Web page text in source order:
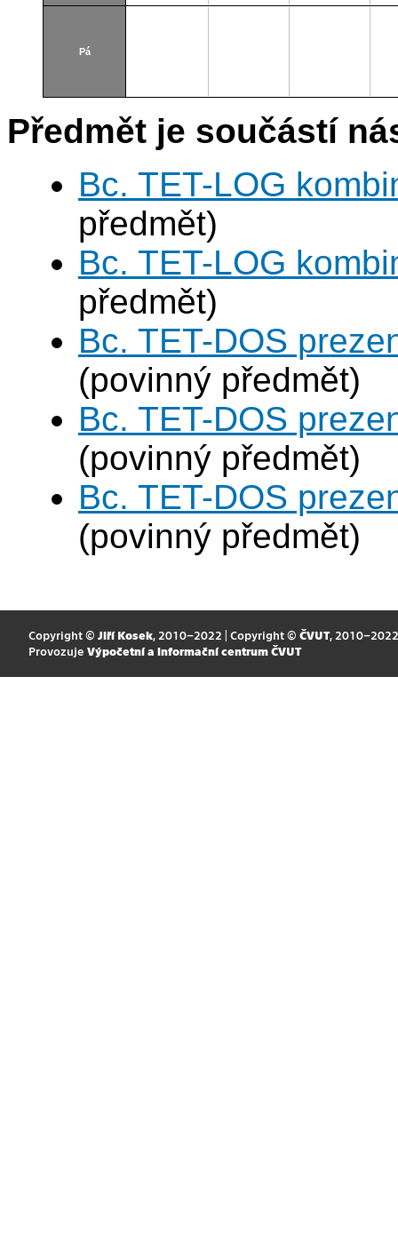
Pá
Předmět je součástí
Bc. TET-LOG
předmět)
Bc. TET-LOG
předmět)
Bc. TET-DOS
(povinný předmět)
Bc. TET-DOS
(povinný předmět)
Bc. TET-DOS
(povinný předmět)
Copyright © Jiří Kosek, 2010–2022 | Copyright © ČVUT, 2010–2022
Provozuje Výpočetní a informační centrum ČVUT